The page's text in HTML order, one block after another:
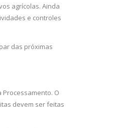
agrícolas. Ainda
e controles
das próximas
Processamento. O
devem ser feitas